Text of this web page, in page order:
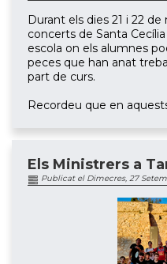
Durant els dies 21 i 22
concerts de Santa
escola on els alumnes
peces que han anat
part de curs.
Recordeu que en
Els Ministrers a
Publicat el Dimecres, 27